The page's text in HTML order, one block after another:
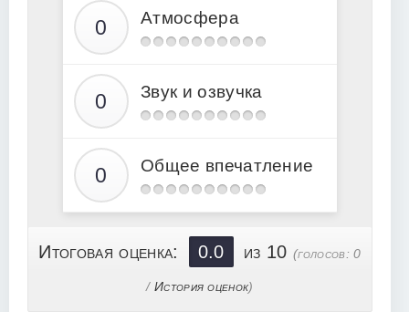
24
Атмосфера
Звук и озвучка
Общее впечатление
Итоговая оценка: 0.0 из 10(голосов:0
/ История оценок)